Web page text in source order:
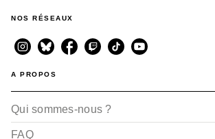
NOS RÉSEAUX
A PROPOS
Qui sommes-nous ?
FAQ